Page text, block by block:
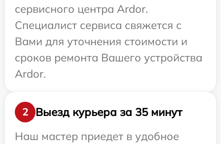
сервисного центра Ardor.
Специалист сервиса свяжется с
Вами для уточнения стоимости и
сроков ремонта Вашего устройства
Ardor.
2
Выезд курьера за 35 минут
Наш мастер приедет в удобное